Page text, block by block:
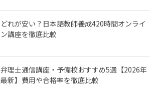
どれが安い？日本語教師養成420時間オンライ
ン講座を徹底比較
弁理士通信講座・予備校おすすめ5選【2026年
最新】費用や合格率を徹底比較